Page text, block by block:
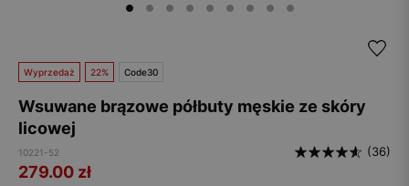
Wyprzedaż 22% Code30
Wsuwane brązowe półbuty męskie ze skóry
licowej
10221-52 (36)
279.00 zł